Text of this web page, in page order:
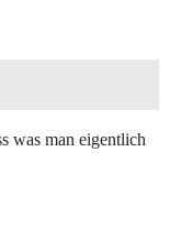
was man eigentlich